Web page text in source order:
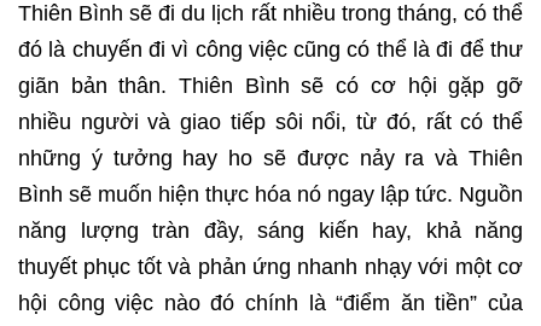
Thiên Bình sẽ đi du lịch rất nhiều trong tháng, có thể
đó là chuyến đi vì công việc cũng có thể là đi để thư
giãn bản thân. Thiên Bình sẽ có cơ hội gặp gỡ
nhiều người và giao tiếp sôi nổi, từ đó, rất có thể
những ý tưởng hay ho sẽ được nảy ra và Thiên
Bình sẽ muốn hiện thực hóa nó ngay lập tức. Nguồn
năng lượng tràn đầy, sáng kiến hay, khả năng
thuyết phục tốt và phản ứng nhanh nhạy với một cơ
hội công việc nào đó chính là “điểm ăn tiền” của